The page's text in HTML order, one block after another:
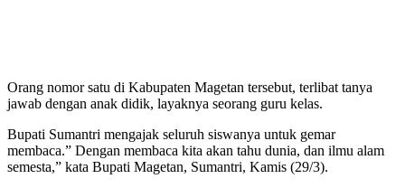
Orang nomor satu di Kabupaten Magetan tersebut, terlibat tanya
jawab dengan anak didik, layaknya seorang guru kelas.
Bupati Sumantri mengajak seluruh siswanya untuk gemar
membaca.” Dengan membaca kita akan tahu dunia, dan ilmu alam
semesta,” kata Bupati Magetan, Sumantri, Kamis (29/3).